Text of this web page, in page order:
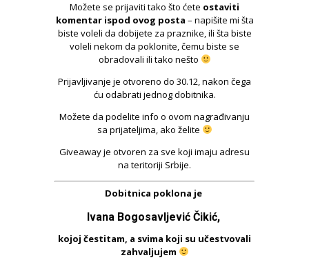
Možete se prijaviti tako što ćete ostaviti
komentar ispod ovog posta – napišite mi šta
biste voleli da dobijete za praznike, ili šta biste
voleli nekom da poklonite, čemu biste se
obradovali ili tako nešto
Prijavljivanje je otvoreno do 30.12, nakon čega
ću odabrati jednog dobitnika.
Možete da podelite info o ovom nagrađivanju
sa prijateljima, ako želite
Giveaway je otvoren za sve koji imaju adresu
na teritoriji Srbije.
Dobitnica poklona je
Ivana Bogosavljević Čikić,
kojoj čestitam, a svima koji su učestvovali
zahvaljujem